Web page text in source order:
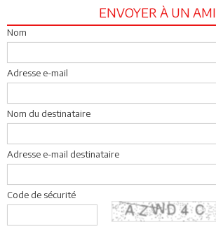
ENVOYER À UN AMI
Nom
Adresse e-mail
Nom du destinataire
Adresse e-mail destinataire
Code de sécurité